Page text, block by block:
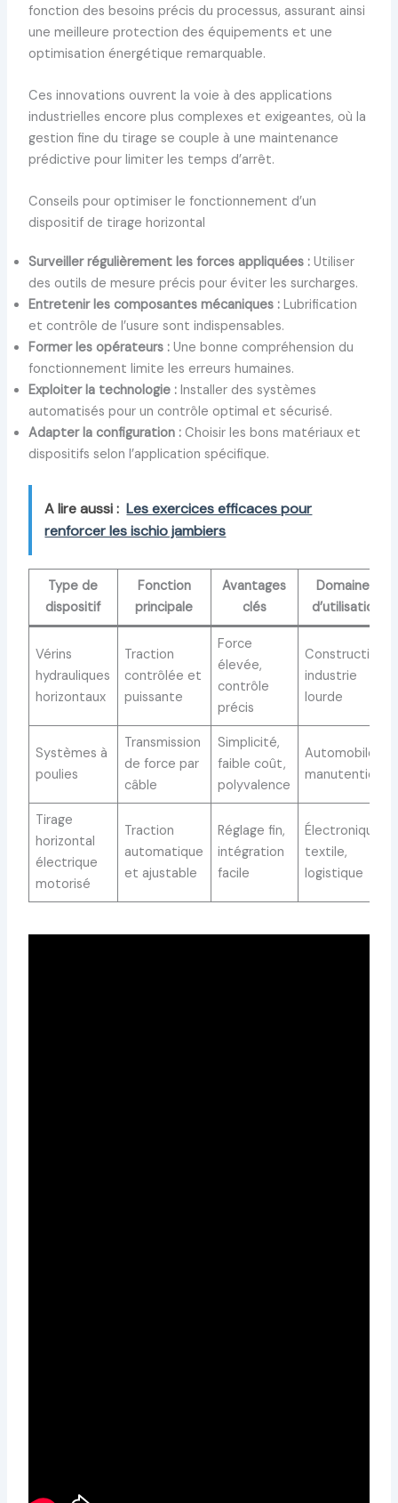
fonction des besoins précis du processus, assurant ainsi
une meilleure protection des équipements et une
optimisation énergétique remarquable.
Ces innovations ouvrent la voie à des applications
industrielles encore plus complexes et exigeantes, où la
gestion fine du tirage se couple à une maintenance
prédictive pour limiter les temps d’arrêt.
Conseils pour optimiser le fonctionnement d’un
dispositif de tirage horizontal
Surveiller régulièrement les forces appliquées :Utiliser
des outils de mesure précis pour éviter les surcharges.
Entretenir les composantes mécaniques :Lubrification
et contrôle de l’usure sont indispensables.
Former les opérateurs :Une bonne compréhension du
fonctionnement limite les erreurs humaines.
Exploiter la technologie :Installer des systèmes
automatisés pour un contrôle optimal et sécurisé.
Adapter la configuration :Choisir les bons matériaux et
dispositifs selon l’application spécifique.
A lire aussi : Les exercices efficaces pour
renforcer les ischio jambiers
Type de
dispositif
Fonction
principale
Avantages
clés
Domaines
d’utilisation
Vérins
hydrauliques
horizontaux
Traction
contrôlée et
puissante
Force
élevée,
contrôle
précis
Construction,
industrie
lourde
Systèmes à
poulies
Transmission
de force par
câble
Simplicité,
faible coût,
polyvalence
Automobile,
manutention
Tirage
horizontal
électrique
motorisé
Traction
automatique
et ajustable
Réglage fin,
intégration
facile
Électronique,
textile,
logistique